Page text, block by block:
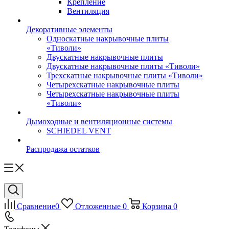
Крепление
Вентиляция
Декоративные элементы
Односкатные накрывочные плиты
«Тиволи»
Двускатные накрывочные плиты
Двускатные накрывочные плиты «Тиволи»
Трехскатные накрывочные плиты «Тиволи»
Четырехскатные накрывочные плиты
Четырехскатные накрывочные плиты
«Тиволи»
Дымоходные и вентиляционные системы
SCHIEDEL VENT
Распродажа остатков
Сравнение0 Отложенные 0 Корзина 0